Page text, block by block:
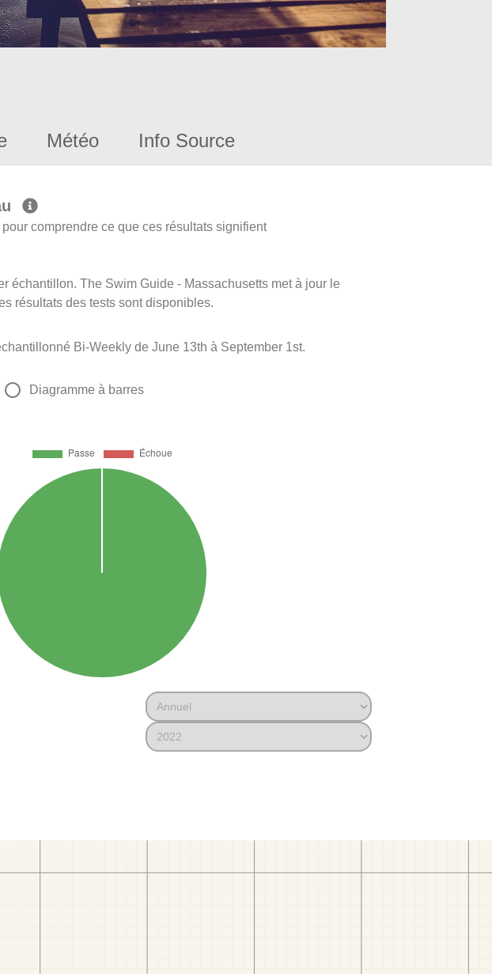
Météo Info Source
comprendre ce que ces résultats signifient
échantillon. The Swim Guide - Massachusetts met à jour le
résultats des tests sont disponibles.
Bi-Weekly de June 13th à September 1st.
Diagramme à barres